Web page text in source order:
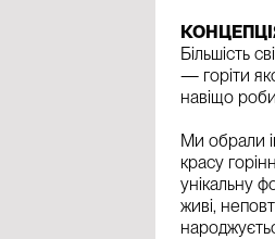
Більшість
— горіти
навіщо
Ми обрали
красу
унікальну
живі,